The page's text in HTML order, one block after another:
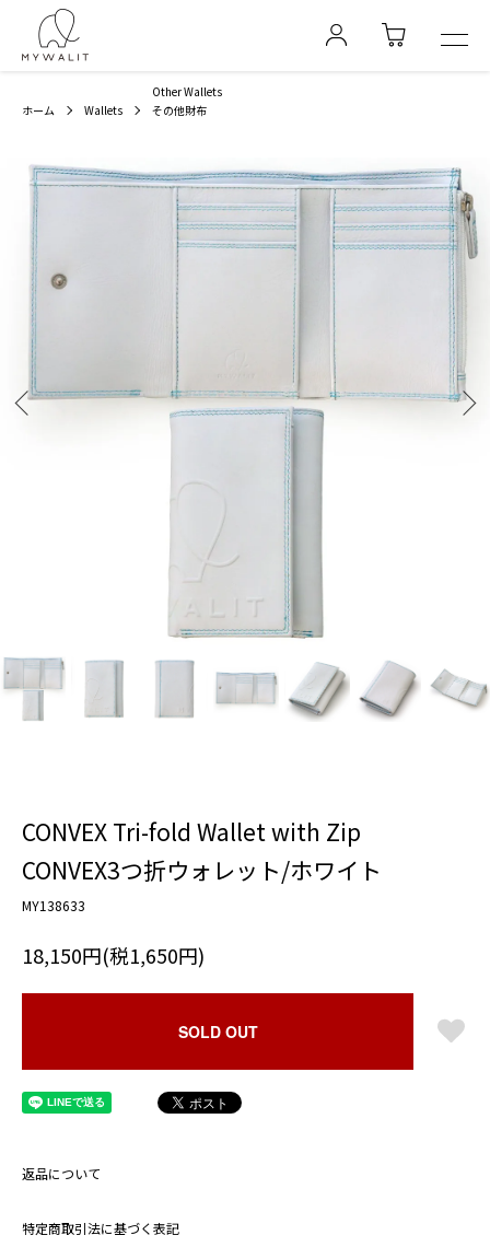
ホーム Wallets
Other Wallets
その他財布
CONVEX Tri-fold Wallet with Zip
CONVEX3つ折ウォレット/ホワイト
MY138633
18,150円(税1,650円)
SOLD OUT
返品について
特定商取引法に基づく表記